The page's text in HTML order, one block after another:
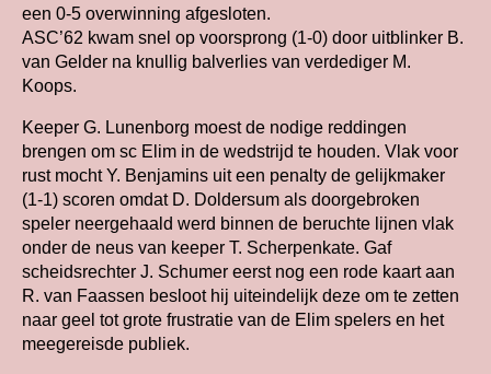
een 0-5 overwinning afgesloten.
ASC’62 kwam snel op voorsprong (1-0) door uitblinker B.
van Gelder na knullig balverlies van verdediger M.
Koops.
Keeper G. Lunenborg moest de nodige reddingen
brengen om sc Elim in de wedstrijd te houden. Vlak voor
rust mocht Y. Benjamins uit een penalty de gelijkmaker
(1-1) scoren omdat D. Doldersum als doorgebroken
speler neergehaald werd binnen de beruchte lijnen vlak
onder de neus van keeper T. Scherpenkate. Gaf
scheidsrechter J. Schumer eerst nog een rode kaart aan
R. van Faassen besloot hij uiteindelijk deze om te zetten
naar geel tot grote frustratie van de Elim spelers en het
meegereisde publiek.